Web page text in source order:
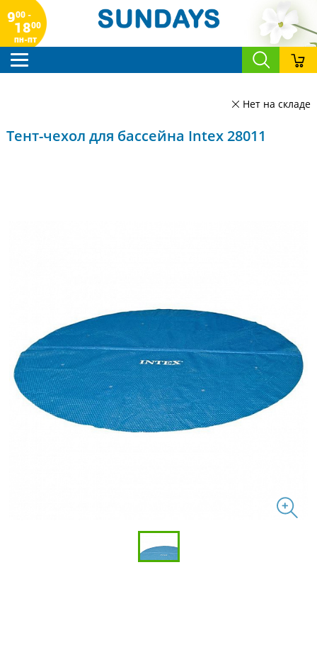
900 -
1800
пн-пт
Нет на складе
Тент-чехол для бассейна Intex 28011